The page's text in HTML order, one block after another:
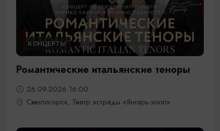
КОНЦЕРТЫ
Романтические итальянские теноры
26.09.2026 16:00
Светлогорск, Театр эстрады «Янтарь-холл»